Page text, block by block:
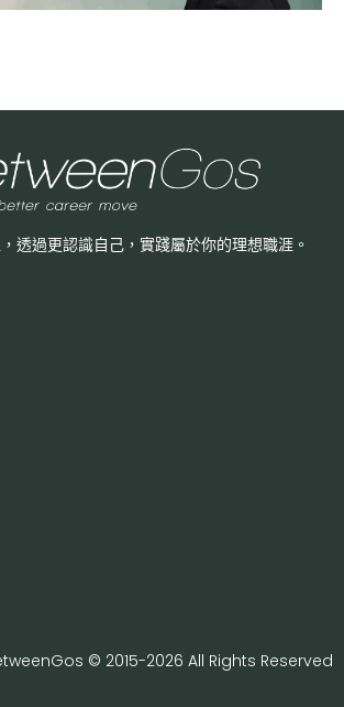
透過更認識自己， 實踐屬於你的理想職涯。
© 2015-2026 All Rights Reserved